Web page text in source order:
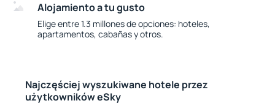
Alojamiento a tu gusto
Elige entre 1.3 millones de opciones: hoteles,
apartamentos, cabañas y otros.
Najczęściej wyszukiwane hotele przez
użytkowników eSky